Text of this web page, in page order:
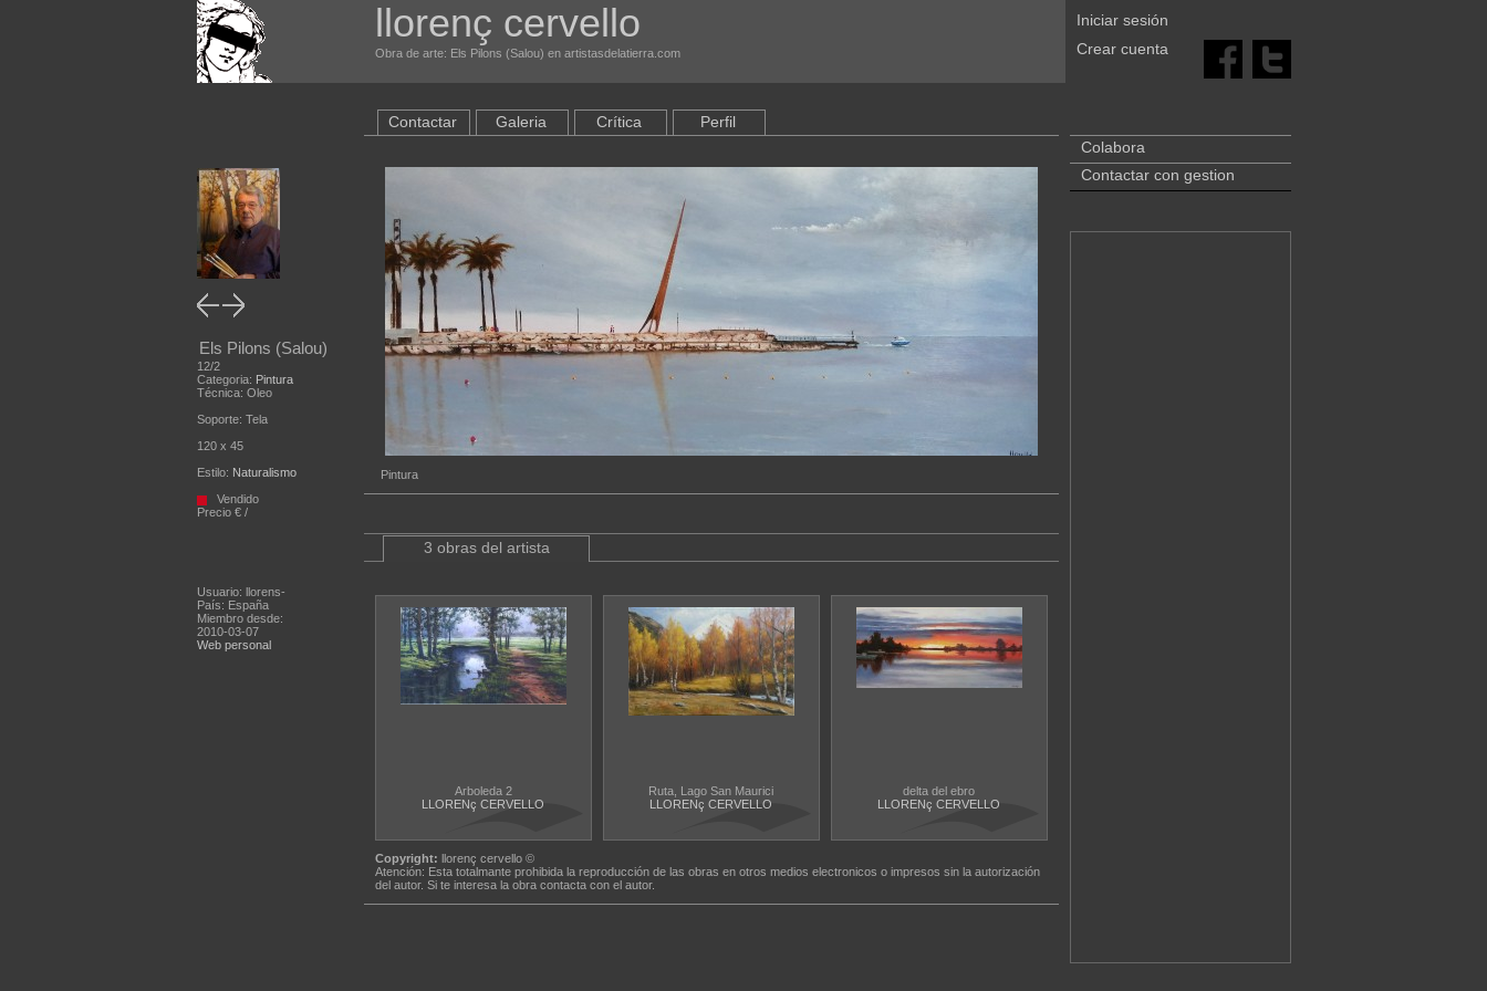
llorenç cervello
Obra de arte: Els Pilons (Salou) en artistasdelatierra.com
Iniciar sesión
Crear cuenta
Els Pilons (Salou)
12/2
Categoria: Pintura
Técnica: Oleo
Soporte: Tela
120 x 45
Estilo: Naturalismo
Vendido
Precio € /
Usuario: llorens-
País: España
Miembro desde:
2010-03-07
Web personal
Contactar Galeria Crítica Perfil
Pintura
3 obras del artista
Arboleda 2
LLORENç CERVELLO
Ruta, Lago San Maurici
LLORENç CERVELLO
delta del ebro
LLORENç CERVELLO
Copyright: llorenç cervello ©
Atención: Esta totalmante prohibida la reproducción de las obras en otros medios electronicos o impresos sin la autorización
del autor. Si te interesa la obra contacta con el autor.
Colabora
Contactar con gestion